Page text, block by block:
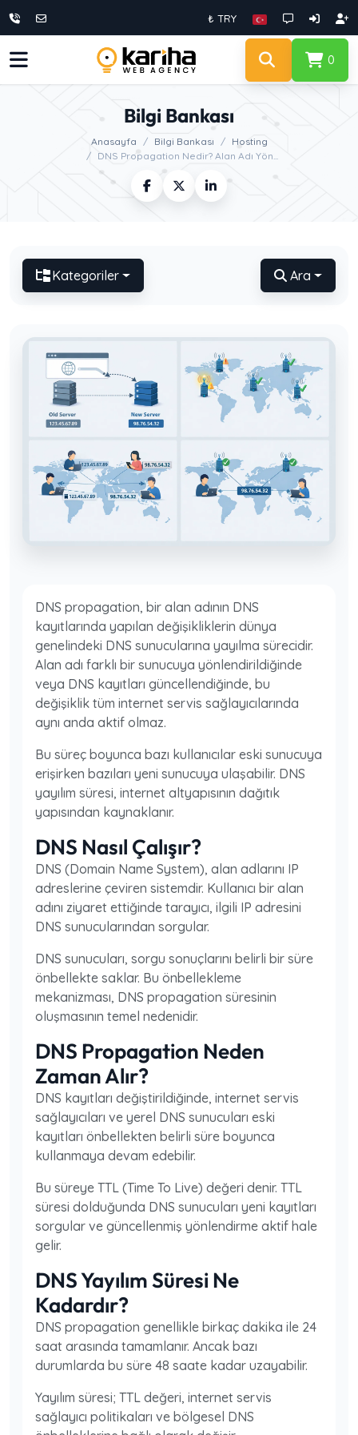
₺ TRY
0
Bilgi Bankası
Anasayfa Bilgi Bankası
Hosting
DNS Propagation Nedir? Alan Adı Yön...
Kategoriler Ara
DNS propagation, bir alan adının DNS
kayıtlarında yapılan değişikliklerin dünya
genelindeki DNS sunucularına yayılma sürecidir.
Alan adı farklı bir sunucuya yönlendirildiğinde
veya DNS kayıtları güncellendiğinde, bu
değişiklik tüm internet servis sağlayıcılarında
aynı anda aktif olmaz.
Bu süreç boyunca bazı kullanıcılar eski sunucuya
erişirken bazıları yeni sunucuya ulaşabilir. DNS
yayılım süresi, internet altyapısının dağıtık
yapısından kaynaklanır.
DNS Nasıl Çalışır?
DNS (Domain Name System), alan adlarını IP
adreslerine çeviren sistemdir. Kullanıcı bir alan
adını ziyaret ettiğinde tarayıcı, ilgili IP adresini
DNS sunucularından sorgular.
DNS sunucuları, sorgu sonuçlarını belirli bir süre
önbellekte saklar. Bu önbellekleme
mekanizması, DNS propagation süresinin
oluşmasının temel nedenidir.
DNS Propagation Neden
Zaman Alır?
DNS kayıtları değiştirildiğinde, internet servis
sağlayıcıları ve yerel DNS sunucuları eski
kayıtları önbellekten belirli süre boyunca
kullanmaya devam edebilir.
Bu süreye TTL (Time To Live) değeri denir. TTL
süresi dolduğunda DNS sunucuları yeni kayıtları
sorgular ve güncellenmiş yönlendirme aktif hale
gelir.
DNS Yayılım Süresi Ne
Kadardır?
DNS propagation genellikle birkaç dakika ile 24
saat arasında tamamlanır. Ancak bazı
durumlarda bu süre 48 saate kadar uzayabilir.
Yayılım süresi; TTL değeri, internet servis
sağlayıcı politikaları ve bölgesel DNS